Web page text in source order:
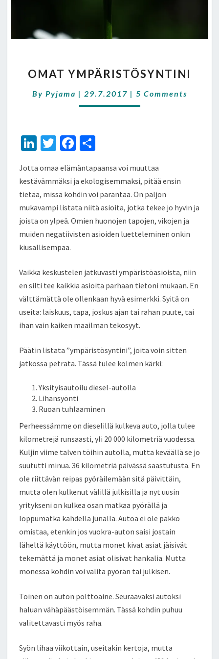
YMPÄRISTÖSYNTINI
OMAT YMPÄRISTÖSYNTINI
By Pyjama | 29.7.2017 | Comments
5 Comments
Li
ke
dI
n
T
tt
er
Fa
b
o
o
k
ar
e
Jotta omaa elämäntapaansa voi muuttaa
kestävämmäksi ja ekologisemmaksi, pitää ensin
tietää, missä kohdin voi parantaa. On paljon
mukavampi listata niitä asioita, jotka tekee jo hyvin ja
joista on ylpeä. Omien huonojen tapojen, vikojen ja
muiden negatiivisten asioiden luetteleminen onkin
kiusallisempaa.
Vaikka keskustelen jatkuvasti ympäristöasioista, niin
en silti tee kaikkia asioita parhaan tietoni mukaan. En
välttämättä ole ollenkaan hyvä esimerkki. Syitä on
useita: laiskuus, tapa, joskus ajan tai rahan puute, tai
ihan vain kaiken maailman tekosyyt.
Päätin listata ”ympäristösyntini”, joita voin sitten
jatkossa petrata. Tässä tulee kolmen kärki:
Yksityisautoilu diesel-autolla
Lihansyönti
Ruoan tuhlaaminen
Perheessämme on dieselillä kulkeva auto, jolla tulee
kilometrejä runsaasti, yli 20 000 kilometriä vuodessa.
Kuljin viime talven töihin autolla, mutta keväällä se jo
suututti minua. 36 kilometriä päivässä saastutusta. En
ole riittävän reipas pyöräilemään sitä päivittäin,
mutta olen kulkenut välillä julkisilla ja nyt uusin
yritykseni on kulkea osan matkaa pyörällä ja
loppumatka kahdella junalla. Autoa ei ole pakko
omistaa, etenkin jos vuokra-auton saisi jostain
läheltä käyttöön, mutta monet kivat asiat jäisivät
tekemättä ja monet asiat olisivat hankalia. Mutta
monessa kohdin voi valita pyörän tai julkisen.
Toinen on auton polttoaine. Seuraavaksi autoksi
haluan vähäpäästöisemmän. Tässä kohdin puhuu
valitettavasti myös raha.
Syön lihaa viikottain, useitakin kertoja, mutta